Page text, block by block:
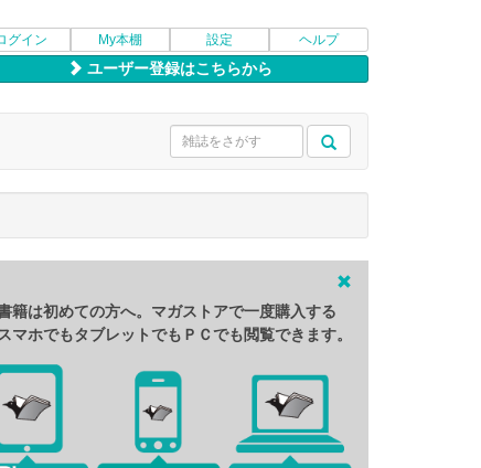
グイン My本棚 設定 ヘルプ
ユーザー登録はこちらから
籍は初めての方へ。マガストアで一度購入する
マホでもタブレットでもＰＣでも閲覧できます。